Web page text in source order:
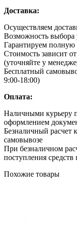
Доставка:
Осуществляем
Возможность выбора
Гарантируем полную
Стоимость зависит
(уточняйте у
Бесплатный
9:00-18:00)
Оплата:
Наличными курьеру
оформлением
Безналичный расчет
самовывозе
При безналичном
поступления средств
Похожие товары